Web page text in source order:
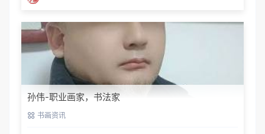
孙伟-职业画家，书法家
书画资讯